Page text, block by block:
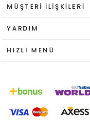
MÜŞTERI İLIŞKILERI
YARDIM
HIZLI MENÜ